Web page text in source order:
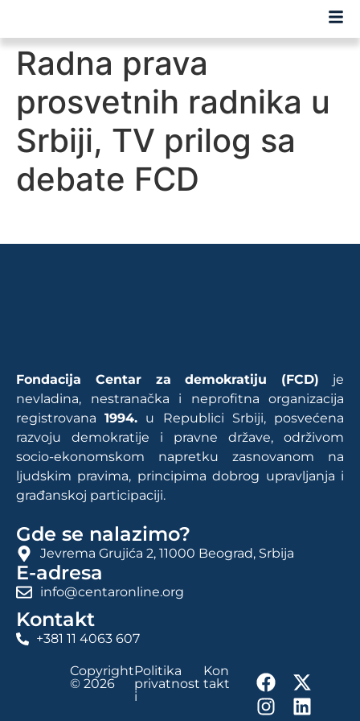
Radna prava
prosvetnih radnika u
Srbiji, TV prilog sa
debate FCD
Fondacija Centar za demokratiju (FCD) je
nevladina, nestranačka i neprofitna organizacija
registrovana1994. u Republici Srbiji, posvećena
razvoju demokratije i pravne države, održivom
socio-ekonomskom napretku zasnovanom na
ljudskim pravima, principima dobrog upravljanja i
građanskoj participaciji.
Gde se nalazimo?
Jevrema Grujića 2, 11000 Beograd, Srbija
E-adresa
info@centaronline.org
Kontakt
+381 11 4063 607
Copyright
© 2026
Politika
privatnost
i
Kon
takt